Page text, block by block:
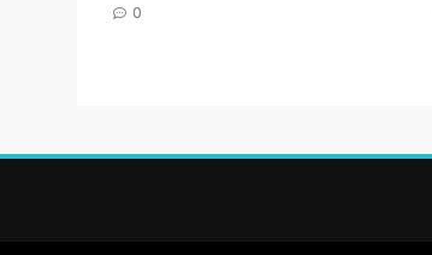
0